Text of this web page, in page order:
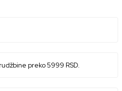
preko 5999 RSD.